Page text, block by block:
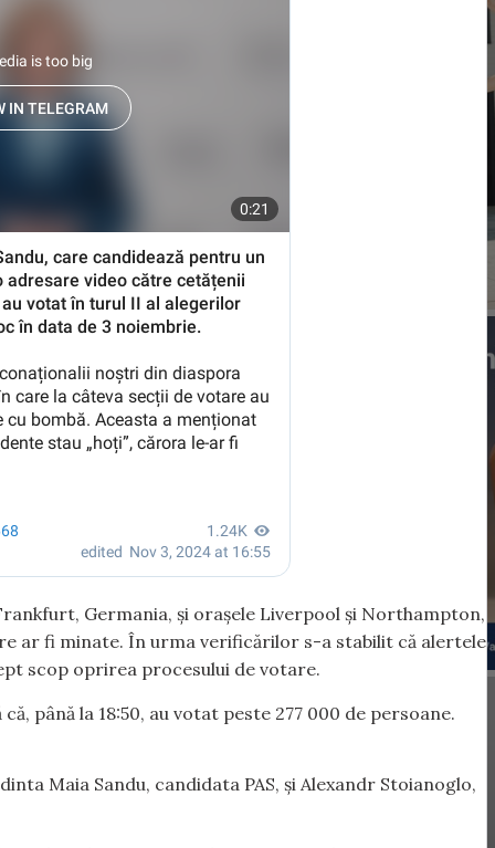
Germania, și orașele Liverpool și Northampton,
ar fi minate. În urma verificărilor s-a stabilit că alertele
scop oprirea procesului de votare.
până la 18:50, au votat peste 277 000 de persoane.
Maia Sandu, candidata PAS, și Alexandr Stoianoglo,